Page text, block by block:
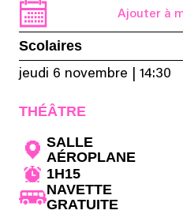
Ajouter à
Scolaires
jeudi 6 novembre 14:30
THÉÂTRE
SALLE
AÉROPLANE
1H15
NAVETTE
GRATUITE